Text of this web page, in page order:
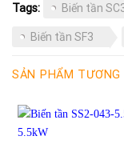
Tags: Biến tần
Biến tần SF3
SẢN PHẨM